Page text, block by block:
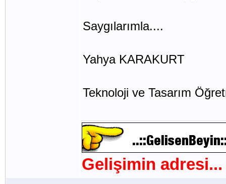
Saygılarımla....
Yahya KARAKURT
Teknoloji ve Tasarım
Gelişimin adresi...